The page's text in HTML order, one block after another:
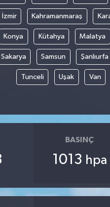
İzmir Kahramanmaraş
Konya Kütahya Malatya
Sakarya Samsun Şanlıurfa
Tunceli Uşak Van
BASINÇ
1013 hpa